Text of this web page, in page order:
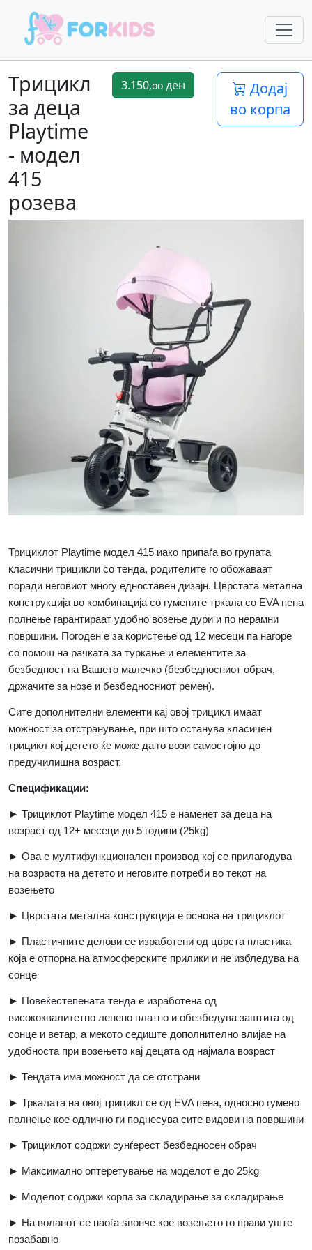
Трицикл
за деца
Playtime
- модел
415
розева
3.150,oo ден
Додај
во корпа
Трициклот Playtime модел 415 иако припаѓа во групата
класични трицикли со тенда, родителите го обожаваат
поради неговиот многу едноставен дизајн. Цврстата метална
конструкција во комбинација со гумените тркала со EVA пена
полнење гарантираат удобно возење дури и по нерамни
површини. Погоден е за користење од 12 месеци па нагоре
со помош на рачката за туркање и елементите за
безбедност на Вашето малечко (безбедносниот обрач,
држачите за нозе и безбедносниот ремен).
Сите дополнителни елементи кај овој трицикл имаат
можност за отстранување, при што останува класичен
трицикл кој детето ќе може да го вози самостојно до
предучилишна возраст.
Спецификации:
► Трициклот Playtime модел 415 е наменет за деца на
возраст од 12+ месеци до 5 години (25kg)
► Ова е мултифункционален производ кој се прилагодува
на возраста на детето и неговите потреби во текот на
возењето
► Цврстата метална конструкција е основа на трициклот
► Пластичните делови се изработени од цврста пластика
која е отпорна на атмосферските прилики и не избледува на
сонце
► Повеќестепената тенда е изработена од
висококвалитетно ленено платно и обезбедува заштита од
сонце и ветар, а мекото седиште дополнително влијае на
удобноста при возењето кај децата од најмала возраст
► Тендата има можност да се отстрани
► Тркалата на овој трицикл се од EVA пена, односно гумено
полнење кое одлично ги поднесува сите видови на површини
► Трициклот содржи сунѓерест безбедносен обрач
► Максимално оптеретување на моделот е до 25kg
► Моделот содржи корпа за складирање за складирање
► На воланот се наоѓа ѕвонче кое возењето го прави уште
позабавно